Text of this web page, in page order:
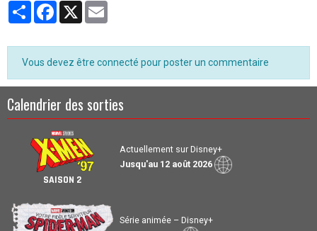
PartagerFacebook
X
Vous devez être connecté pour poster un commentaire
Calendrier des sorties
SAISON 2
Actuellement sur Disney+
Jusqu'au 12 août 2026
Série animée – Disney+